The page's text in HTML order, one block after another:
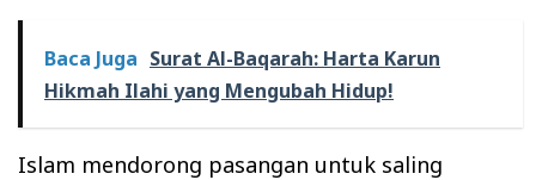
Baca Juga Surat Al-Baqarah: Harta Karun
Hikmah Ilahi yang Mengubah Hidup!
Islam mendorong pasangan untuk saling